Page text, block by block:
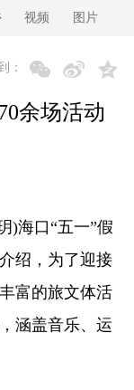
视频 图片
：
余场活动
海口“五一”假
绍，为了迎接
富的旅文体活
涵盖音乐、运